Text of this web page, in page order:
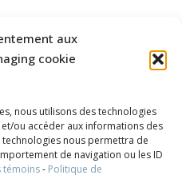
aux
cookie
nous utilisons des technologies
ou accéder aux informations des
nous permettra de
de navigation ou les ID
témoins- Politique de